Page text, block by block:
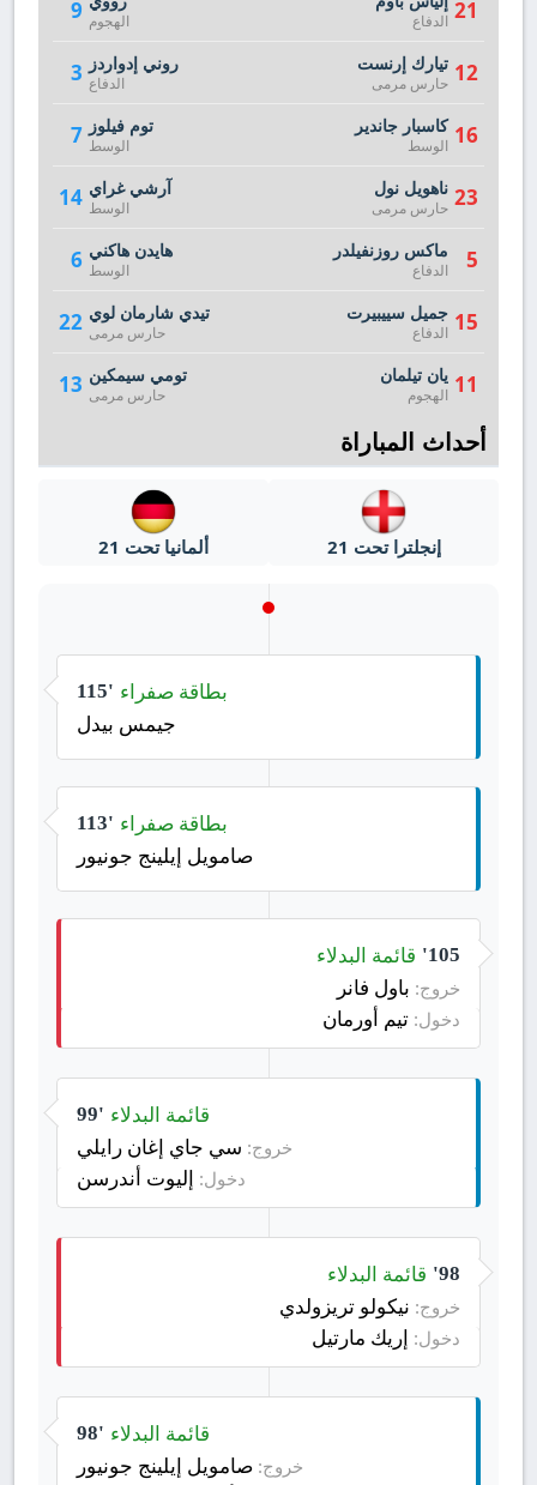
9 الهجوم
3 روني إدواردز
الدفاع
7 توم فيلوز
الوسط
14 آرشي غراي
الوسط
6 هايدن هاكني
الوسط
22 تيدي شارمان لوي
حارس مرمى
13 تومي سيمكين
حارس مرمى
21 الدفاع
12 تيارك إرنست
حارس مرمى
16 كاسبار جاندير
الوسط
23 ناهويل نول
حارس مرمى
5 ماكس روزنفيلدر
الدفاع
15 جميل سييبيرت
الدفاع
11 يان تيلمان
الهجوم
أحداث المباراة
إنجلترا تحت 21 ألمانيا تحت 21
115' بطاقة صفراء
جيمس بيدل
113' بطاقة صفراء
صامويل إيلينج جونيور
105' قائمة البدلاء
خروج: باول فانر
دخول: تيم أورمان
99' قائمة البدلاء
خروج: سي جاي إغان رايلي
دخول: إليوت أندرسن
98' قائمة البدلاء
خروج: نيكولو تريزولدي
دخول: إريك مارتيل
98' قائمة البدلاء
خروج: صامويل إيلينج جونيور